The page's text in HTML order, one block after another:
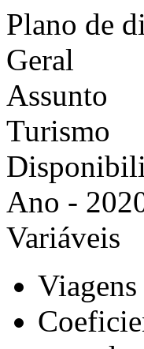
Plano de
Geral
Assunto
Turismo
Ano -
Variáveis